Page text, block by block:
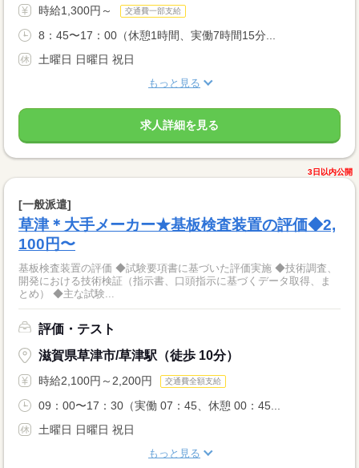
時給1,300円～ 交通費一部支給
8：45〜17：00（休憩1時間、実働7時間15分...
土曜日 日曜日 祝日
もっと見る
求人詳細を見る
3日以内公開
[一般派遣]
草津＊大手メーカー★基板検査装置の評価◆2,
100円〜
基板検査装置の評価 ◆試験要項書に基づいた評価実施 ◆技術調査、
開発における技術検証（指示書、口頭指示に基づくデータ取得、ま
とめ） ◆主な試験...
評価・テスト
滋賀県草津市/草津駅（徒歩 10分）
時給2,100円～2,200円 交通費全額支給
09：00〜17：30（実働 07：45、休憩 00：45...
土曜日 日曜日 祝日
もっと見る